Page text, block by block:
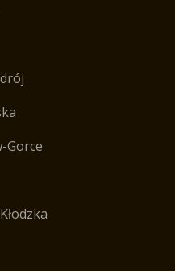
Gorce